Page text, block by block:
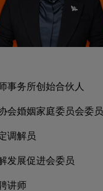
务所创始合伙人
婚姻家庭委员会委员
解员
展促进会委员
讲师